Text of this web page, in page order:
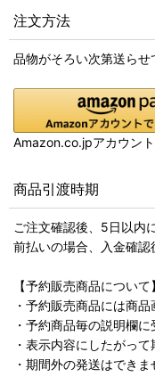
注文方法
品物がそろい次第送らせ
Amazon.co.jpアカウン
商品引渡時期
ご注文確認後、5日以内
前払いの場合、入金確認
【予約販売商品について】
・予約販売商品には商
・予約商品毎の説明欄
・表示内容にしたがっ
・期間外の発送はでき